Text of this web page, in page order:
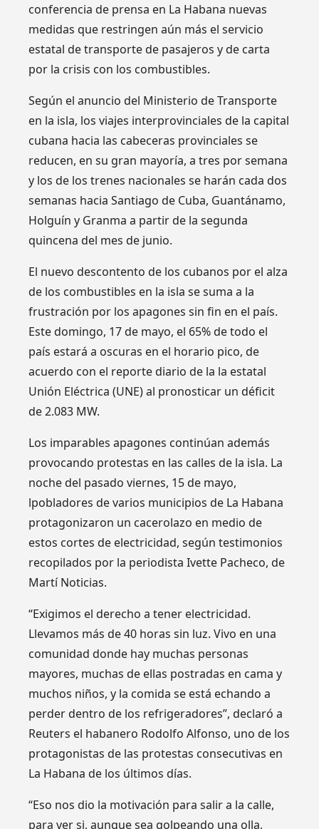
conferencia de prensa en La Habana nuevas
medidas que restringen aún más el servicio
estatal de transporte de pasajeros y de carta
por la crisis con los combustibles.
Según el anuncio del Ministerio de Transporte
en la isla, los viajes interprovinciales de la capital
cubana hacia las cabeceras provinciales se
reducen, en su gran mayoría, a tres por semana
y los de los trenes nacionales se harán cada dos
semanas hacia Santiago de Cuba, Guantánamo,
Holguín y Granma a partir de la segunda
quincena del mes de junio.
El nuevo descontento de los cubanos por el alza
de los combustibles en la isla se suma a la
frustración por los apagones sin fin en el país.
Este domingo, 17 de mayo, el 65% de todo el
país estará a oscuras en el horario pico, de
acuerdo con el reporte diario de la la estatal
Unión Eléctrica (UNE) al pronosticar un déficit
de 2.083 MW.
Los imparables apagones continúan además
provocando protestas en las calles de la isla. La
noche del pasado viernes, 15 de mayo,
lpobladores de varios municipios de La Habana
protagonizaron un cacerolazo en medio de
estos cortes de electricidad, según testimonios
recopilados por la periodista Ivette Pacheco, de
Martí Noticias.
“Exigimos el derecho a tener electricidad.
Llevamos más de 40 horas sin luz. Vivo en una
comunidad donde hay muchas personas
mayores, muchas de ellas postradas en cama y
muchos niños, y la comida se está echando a
perder dentro de los refrigeradores”, declaró a
Reuters el habanero Rodolfo Alfonso, uno de los
protagonistas de las protestas consecutivas en
La Habana de los últimos días.
“Eso nos dio la motivación para salir a la calle,
para ver si, aunque sea golpeando una olla,